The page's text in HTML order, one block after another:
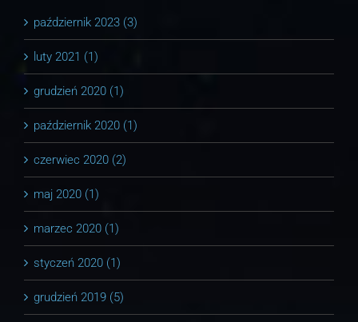
październik 2023 (3)
luty 2021 (1)
grudzień 2020 (1)
październik 2020 (1)
czerwiec 2020 (2)
maj 2020 (1)
marzec 2020 (1)
styczeń 2020 (1)
grudzień 2019 (5)